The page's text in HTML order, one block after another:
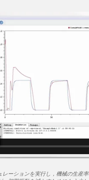
レーションを実行し，機械の生産